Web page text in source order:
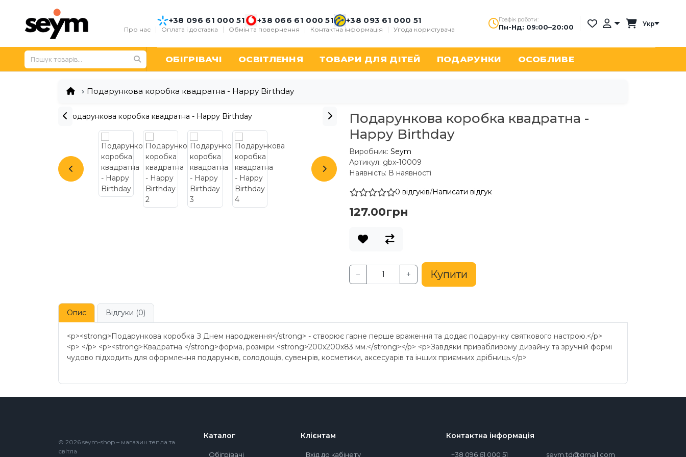
+38 096 61 000 51 +38 066 61 000 51 +38 093 61 000 51
Про нас Оплата і доставка Обмін та повернення Контактна інформація Угода користувача
Графік роботи:
Пн-Нд: 09:00–20:00 Укр
ОБІГРІВАЧІ ОСВІТЛЕННЯ ТОВАРИ ДЛЯ ДІТЕЙ ПОДАРУНКИ ОСОБЛИВЕ
Подарункова коробка квадратна - Happy Birthday
Подарункова коробка квадратна -
Happy Birthday
Виробник: Seym
Артикул: gbx-10009
Наявність: В наявності
0 відгуків/Написати відгук
127.00грн
− + Купити
Опис Відгуки (0)
<p><strong>Подарункова коробка З Днем народження</strong> - створює гарне перше враження та додає подарунку святкового настрою.</p>
<p> </p> <p><strong>Квадратна </strong>форма, розміри <strong>200x200x83 мм.</strong></p> <p>Завдяки привабливому дизайну та зручній формі
чудово підходить для оформлення подарунків, солодощів, сувенірів, косметики, аксесуарів та інших приємних дрібниць.</p>
© 2026 seym-shop – магазин тепла та
світла
Каталог
Обігрівачі
Клієнтам
Вхід до кабінету
Контактна інформація
+38 096 61 000 51 seym.td@gmail.com